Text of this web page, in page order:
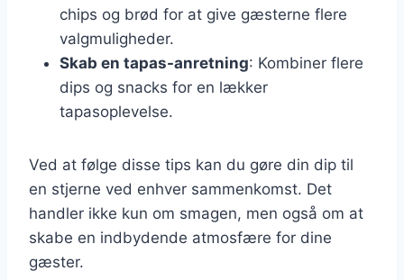
chips og brød for at give gæsterne flere
valgmuligheder.
Skab en tapas-anretning: Kombiner flere
dips og snacks for en lækker
tapasoplevelse.
Ved at følge disse tips kan du gøre din dip til
en stjerne ved enhver sammenkomst. Det
handler ikke kun om smagen, men også om at
skabe en indbydende atmosfære for dine
gæster.